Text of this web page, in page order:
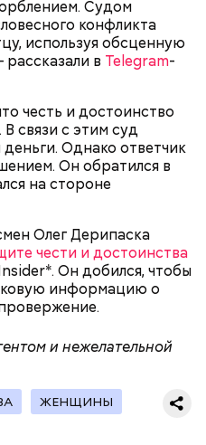
Судом
конфликта
используя обсценную
в Telegram-
честь и достоинство
связи с этим суд
Однако ответчик
Он обратился в
на стороне
Олег Дерипаска
чести и достоинства
Он добился, чтобы
информацию о
и нежелательной
ЖЕНЩИНЫ
в области
в социальных
доходов часть
розыгрышей,
курсов и
деньги и возвращали
деньгами и не
Гасанов либо
несколькими счетами,
друг детства
того же года,
вместе в машине,
дня Константин умер в
самочувствие
больницу,
— рассказывал